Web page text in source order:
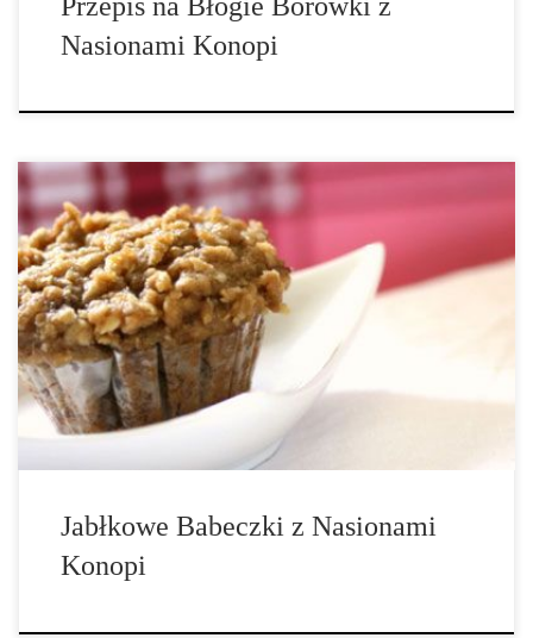
Nasionami Konopi
Sprawdź nasz przepis na pyszne babeczki z nasionami konopi
Składniki: (na 12 babeczek) • 2 szklanki mąki pszennej, • 1
łyżeczka sody oczyszczonej, • ¼ łyżeczki mielonego cynamonu, •
¼ łyżeczki mielonego imbiru, • ¼ łyżeczki mielonego ziela
angielskiego, • […]
Jabłkowe Babeczki z Nasionami
Konopi